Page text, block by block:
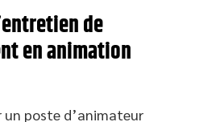
de
en animation
un poste d’animateur